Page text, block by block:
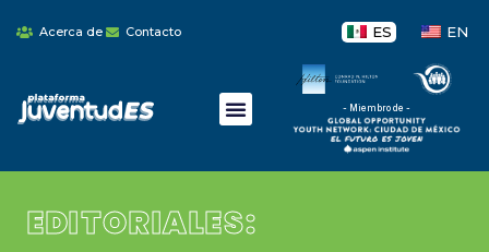
Acerca de Contacto ES EN
- Miembro de -
EDITORIALES: